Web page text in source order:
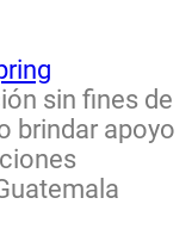
sin fines de
brindar apoyo